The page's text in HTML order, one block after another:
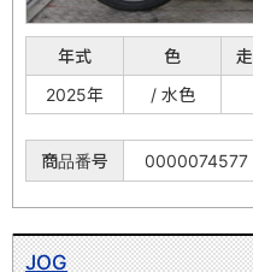
年式 色
2025年
/ 水色
商品番号 0000074577
JOG